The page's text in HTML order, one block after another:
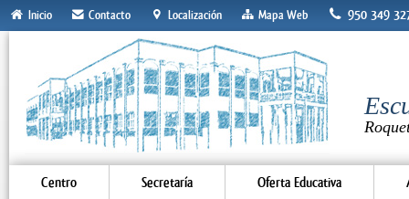
Inicio Contacto Localización Mapa Web 950 349
Centro Secretaría Oferta Educativa